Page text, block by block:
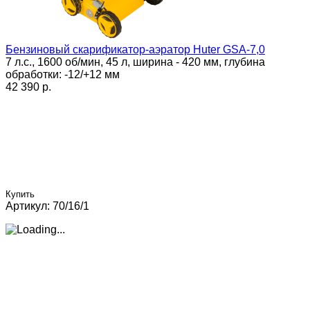
Бензиновый скарификатор-аэратор Huter GSA-7,0
7 л.с., 1600 об/мин, 45 л, ширина - 420 мм, глубина
обработки: -12/+12 мм
42 390 p.
Купить
Артикул: 70/16/1